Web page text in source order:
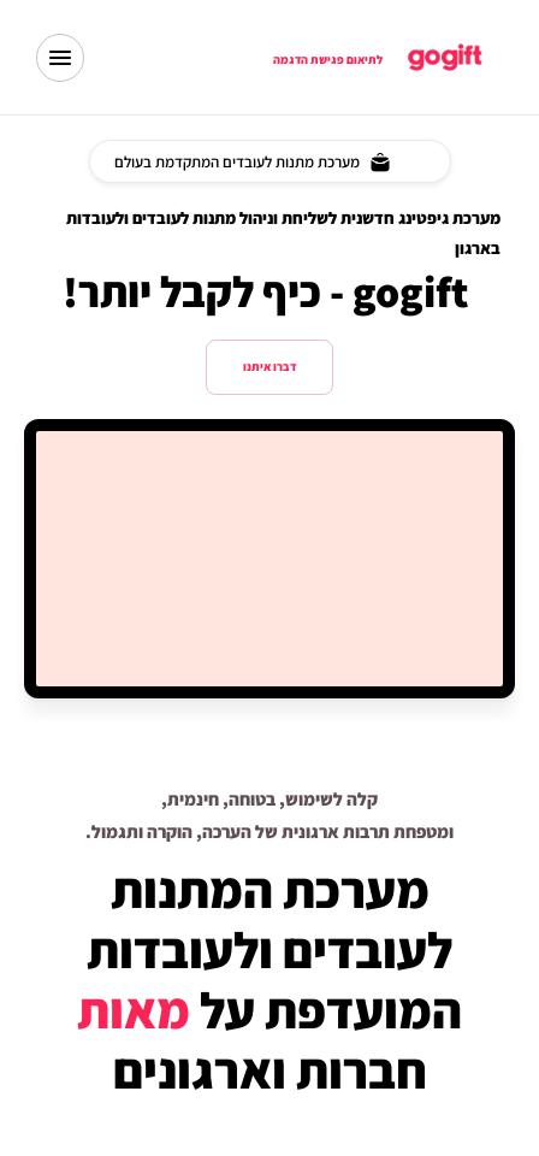
לתיאום פגישת הדגמה
מערכת מתנות לעובדים המתקדמת בעולם
מערכת גיפטינג חדשנית לשליחת וניהול מתנות לעובדים ולעובדות
בארגון
gogift- כיף לקבל יותר!
דברו איתנו
קלה לשימוש, בטוחה, חינמית,
ומטפחת תרבות ארגונית של הערכה, הוקרה ותגמול.
מערכת המתנות
לעובדים ולעובדות
המועדפת עלמאות
חברות וארגונים